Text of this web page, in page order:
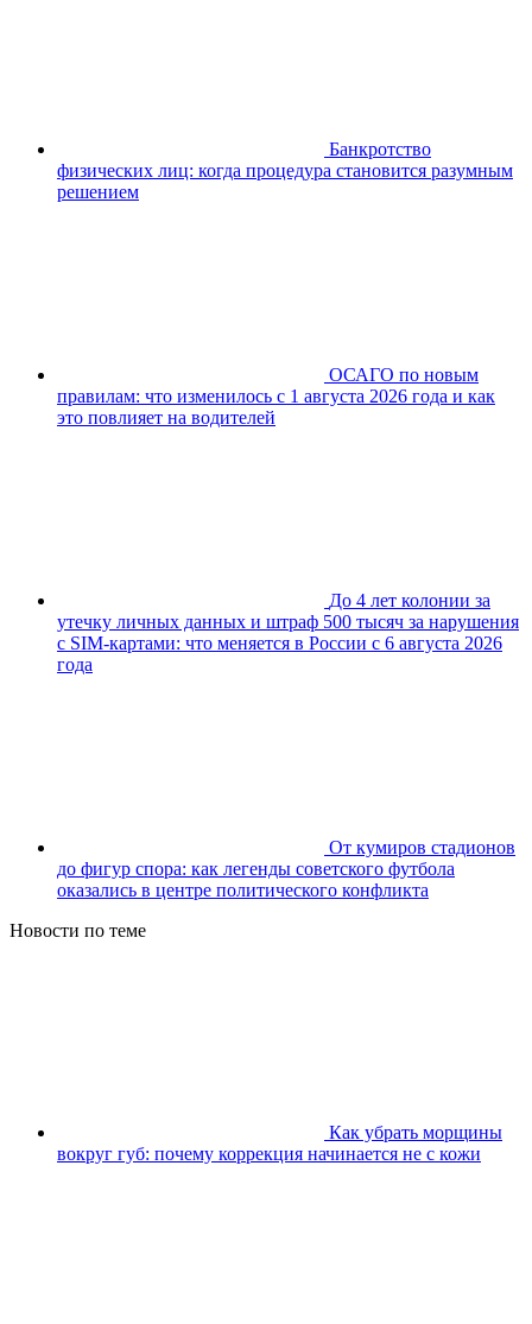
Банкротство
физических лиц: когда процедура становится разумным
решением
ОСАГО по новым
правилам: что изменилось с 1 августа 2026 года и как
это повлияет на водителей
До 4 лет колонии за
утечку личных данных и штраф 500 тысяч за нарушения
с SIM-картами: что меняется в России с 6 августа 2026
года
От кумиров стадионов
до фигур спора: как легенды советского футбола
оказались в центре политического конфликта
Новости по теме
Как убрать морщины
вокруг губ: почему коррекция начинается не с кожи